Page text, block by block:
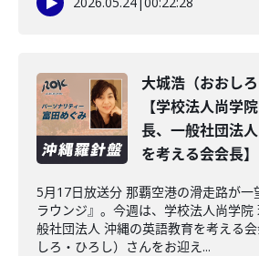
大城浩（おおし
【学校法人尚学
長、一般社団法
を考える会会長】
5月17日放送分 那覇空港の滑走路が一
ラウンジ』。今週は、学校法人尚学
般社団法人 沖縄の英語教育を考える
しろ・ひろし）さんをお迎え...